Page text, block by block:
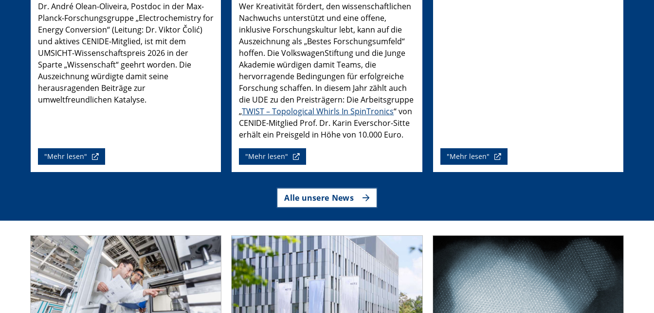
Dr. André Olean-Oliveira, Postdoc in der Max-
Planck-Forschungsgruppe „Electrochemistry for
Energy Conversion“ (Leitung: Dr. Viktor Čolić)
und aktives CENIDE-Mitglied, ist mit dem
UMSICHT-Wissenschaftspreis 2026 in der
Sparte „Wissenschaft“ geehrt worden. Die
Auszeichnung würdigte damit seine
herausragenden Beiträge zur
umweltfreundlichen Katalyse.
"Mehr lesen"
Wer Kreativität fördert, den wissenschaftlichen
Nachwuchs unterstützt und eine offene,
inklusive Forschungskultur lebt, kann auf die
Auszeichnung als „Bestes Forschungsumfeld“
hoffen. Die VolkswagenStiftung und die Junge
Akademie würdigen damit Teams, die
hervorragende Bedingungen für erfolgreiche
Forschung schaffen. In diesem Jahr zählt auch
die UDE zu den Preisträgern: Die Arbeitsgruppe
„TWIST – Topological Whirls In SpinTronics“ von
CENIDE-Mitglied Prof. Dr. Karin Everschor-Sitte
erhält ein Preisgeld in Höhe von 10.000 Euro.
"Mehr lesen" "Mehr lesen"
Alle unsere News